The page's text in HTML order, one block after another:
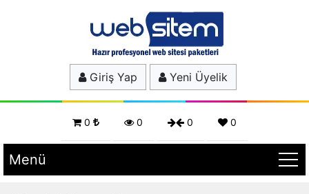
Giriş Yap Yeni Üyelik
0 0 0 0
Menü